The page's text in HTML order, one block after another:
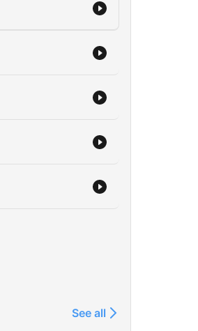
See all